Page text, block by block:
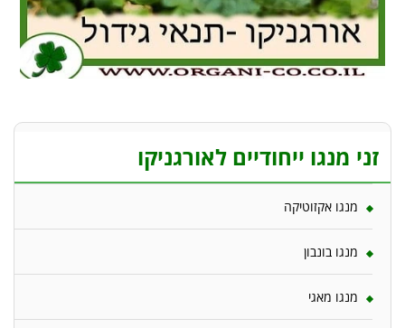
זני מנגו ייחודיים לאורגניקו
מנגו אקזוטיקה
מנגו בונבון
מנגו מאגי